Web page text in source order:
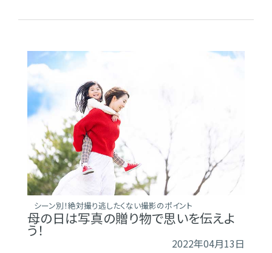
シーン別！絶対撮り逃したくない撮影のポイント
母の日は写真の贈り物で思いを伝えよ
う！
2022年04月13日